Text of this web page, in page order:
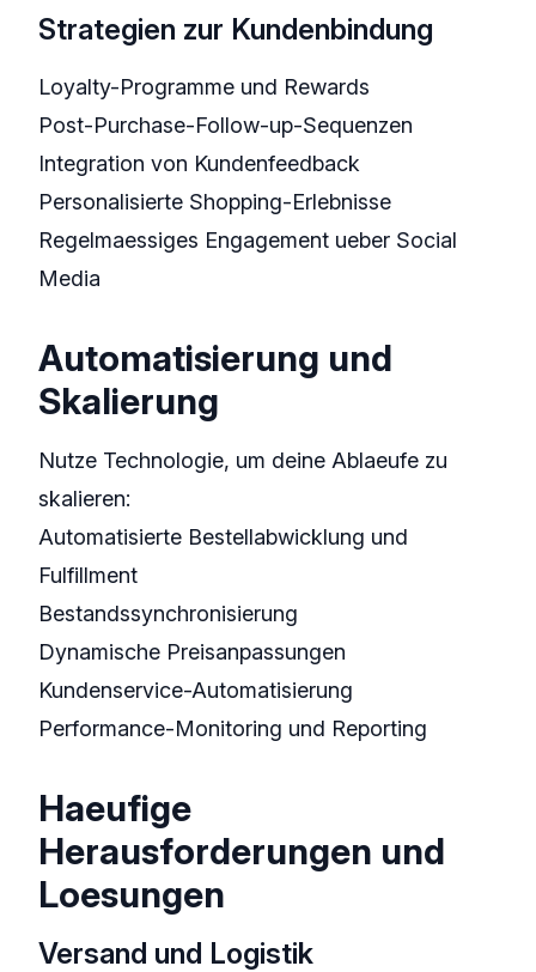
Strategien zur Kundenbindung
Loyalty-Programme und Rewards
Post-Purchase-Follow-up-Sequenzen
Integration von Kundenfeedback
Personalisierte Shopping-Erlebnisse
Regelmaessiges Engagement ueber Social
Media
Automatisierung und
Skalierung
Nutze Technologie, um deine Ablaeufe zu
skalieren:
Automatisierte Bestellabwicklung und
Fulfillment
Bestandssynchronisierung
Dynamische Preisanpassungen
Kundenservice-Automatisierung
Performance-Monitoring und Reporting
Haeufige
Herausforderungen und
Loesungen
Versand und Logistik